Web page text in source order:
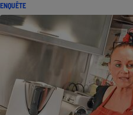
ENQUÊTE